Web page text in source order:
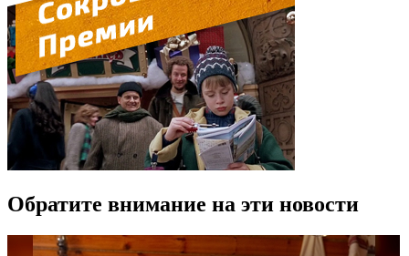
Обратите внимание на эти новости